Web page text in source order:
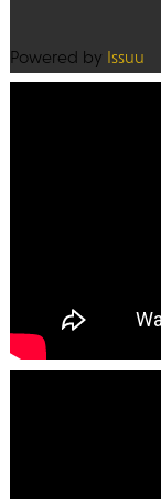
Powered by Issuu